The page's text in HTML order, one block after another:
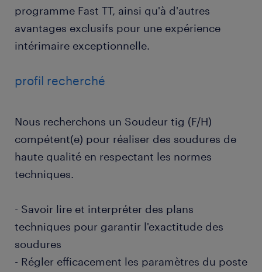
programme Fast TT, ainsi qu'à d'autres
avantages exclusifs pour une expérience
intérimaire exceptionnelle.
profil recherché
Nous recherchons un Soudeur tig (F/H)
compétent(e) pour réaliser des soudures de
haute qualité en respectant les normes
techniques.
- Savoir lire et interpréter des plans
techniques pour garantir l'exactitude des
soudures
- Régler efficacement les paramètres du poste